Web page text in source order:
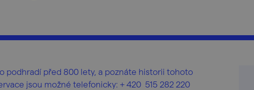
podhradí před 800 lety, a poznáte historii tohoto
jsou možné telefonicky: + 420 515 282 220